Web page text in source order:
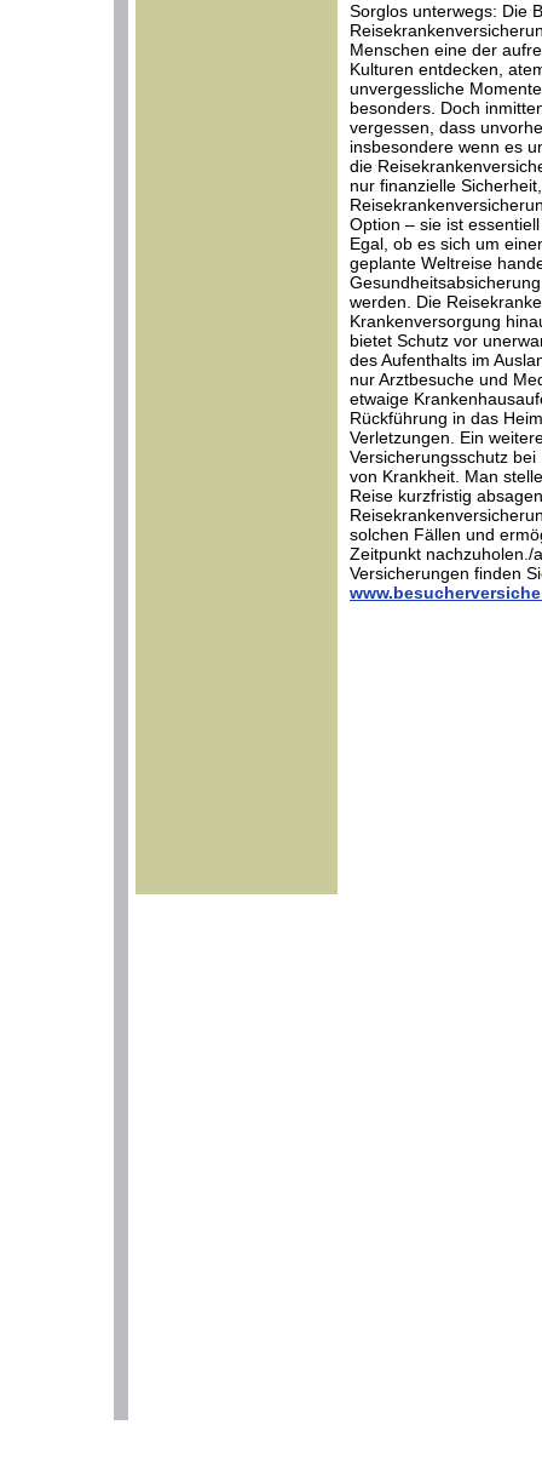
Sorglos unterwegs: Die
Menschen eine der
Kulturen entdecken,
unvergessliche
besonders. Doch
vergessen, dass
insbesondere wenn es
die
nur finanzielle
Option – sie ist
Egal, ob es sich um
geplante Weltreise
werden. Die
Krankenversorgung
bietet Schutz vor
des Aufenthalts im
nur Arztbesuche und
etwaige
Rückführung in das
Verletzungen. Ein
Versicherungsschutz
von Krankheit. Man
Reise kurzfristig
solchen Fällen und
Zeitpunkt nachzuholen./
Versicherungen finden